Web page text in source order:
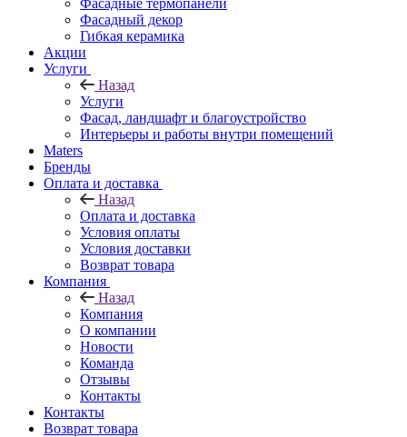
Фасадные термопанели
Фасадный декор
Гибкая керамика
Акции
Услуги
Назад
Услуги
Фасад, ландшафт и благоустройство
Интерьеры и работы внутри помещений
Maters
Бренды
Оплата и доставка
Назад
Оплата и доставка
Условия оплаты
Условия доставки
Возврат товара
Компания
Назад
Компания
О компании
Новости
Команда
Отзывы
Контакты
Контакты
Возврат товара